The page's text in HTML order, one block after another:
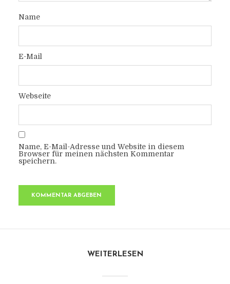
Name
E-Mail
Webseite
Name, E-Mail-Adresse und Website in diesem
Browser für meinen nächsten Kommentar
speichern.
WEITERLESEN